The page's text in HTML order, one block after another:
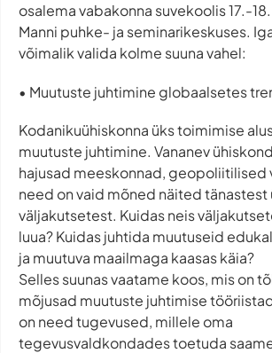
osalema vabakonna suvekoolis 17.-
Manni puhke- ja seminarikeskuses.
võimalik valida kolme suuna vahel:
• Muutuste juhtimine globaalsetes
Kodanikuühiskonna üks toimimise
muutuste juhtimine. Vananev
hajusad meeskonnad, geopoliitilised
need on vaid mõned näited
väljakutsetest. Kuidas neis
luua? Kuidas juhtida muutuseid
ja muutuva maailmaga kaasas käia?
Selles suunas vaatame koos, mis on
mõjusad muutuste juhtimise
on need tugevused, millele oma
tegevusvaldkondades toetuda